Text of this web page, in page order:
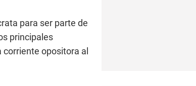
para ser parte de
principales
opositora al